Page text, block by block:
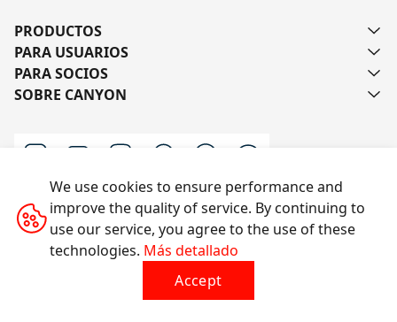
PRODUCTOS
PARA USUARIOS
PARA SOCIOS
SOBRE CANYON
Escríbanos
Todos los derechos reservados © 2014-2026 CANYON
We use cookies to ensure performance and
improve the quality of service. By continuing to
use our service, you agree to the use of these
technologies. Más detallado
Accept